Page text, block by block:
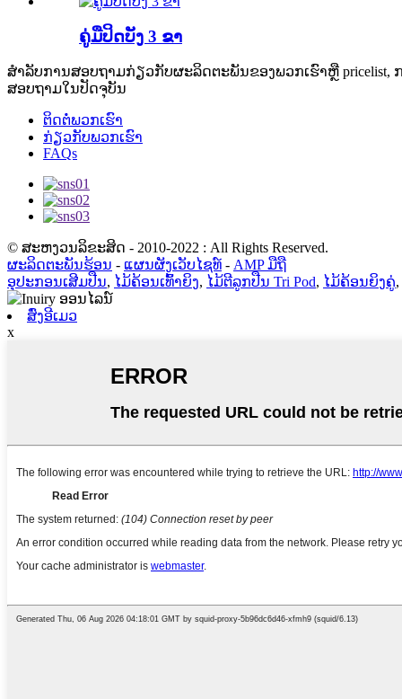
ຄູ່ມືປິດບັງ 3 ຂາ
ສໍາ​ລັບ​ການ​ສອບ​ຖາມ​ກ່ຽວ​ກັບ​ຜະ​ລິດ​ຕະ​ພັນ​ຂອງ​ພວກ​ເຮົາ​ຫຼື pricelist​,
ສອບ​ຖາມ​ໃນ​ປັດ​ຈຸ​ບັນ​
ຕິດຕໍ່ພວກເຮົາ
ກ່ຽວກັບພວກເຮົາ
FAQs
© ສະຫງວນລິຂະສິດ - 2010-2022 : All Rights Reserved.
ຜະລິດຕະພັນຮ້ອນ - ແຜນຜັງເວັບໄຊທ໌ - AMP ມືຖື
ອຸປະກອນເສີມປືນ, ໄມ້ຄ້ອນເທົ້າຍິງ, ໄມ້ຕີລູກປືນ Tri Pod, ໄມ້ຄ້ອນຍິງຄູ່,
ສົ່ງອີເມວ
x